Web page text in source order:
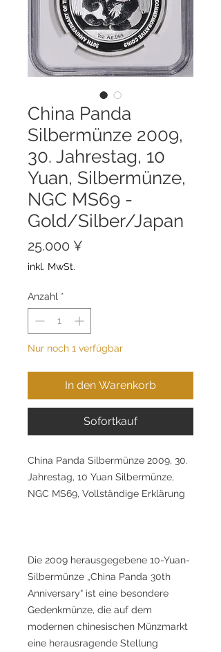
China Panda
Silbermünze 2009,
30. Jahrestag, 10
Yuan, Silbermünze,
NGC MS69 -
Gold/Silber/Japan
25.000 ¥
inkl. MwSt.
Anzahl *
Nur noch 1 verfügbar
In den Warenkorb
Sofortkauf
China Panda Silbermünze 2009, 30.
Jahrestag, 10 Yuan Silbermünze,
NGC MS69, Vollständige Erklärung
Die 2009 herausgegebene 10-Yuan-
Silbermünze „China Panda 30th
Anniversary“ ist eine besondere
Gedenkmünze, die auf dem
modernen chinesischen Münzmarkt
eine herausragende Stellung